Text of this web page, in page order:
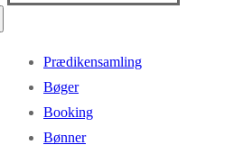
Prædikensamling
Bøger
Booking
Bønner